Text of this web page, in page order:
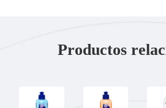
Productos